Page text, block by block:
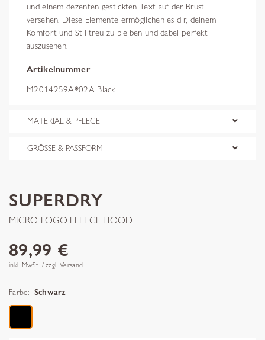
und einem dezenten gestickten Text auf der Brust
versehen. Diese Elemente ermöglichen es dir, deinem
Komfort und Stil treu zu bleiben und dabei perfekt
auszusehen.
Artikelnummer
M2014259A*02A Black
MATERIAL & PFLEGE
GRÖSSE & PASSFORM
SUPERDRY
MICRO LOGO FLEECE HOOD
89,99 €
inkl. MwSt. / zzgl. Versand
Farbe: Schwarz